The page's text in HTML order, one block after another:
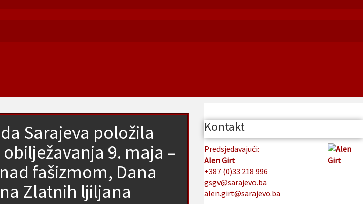
Sarajeva položila
9. maja –
fašizmom, Dana
Zlatnih ljiljana
Kontakt
Predsjedavajući:
Alen Girt
+387 (0)33 218 996
gsgv@sarajevo.ba
alen.girt@sarajevo.ba